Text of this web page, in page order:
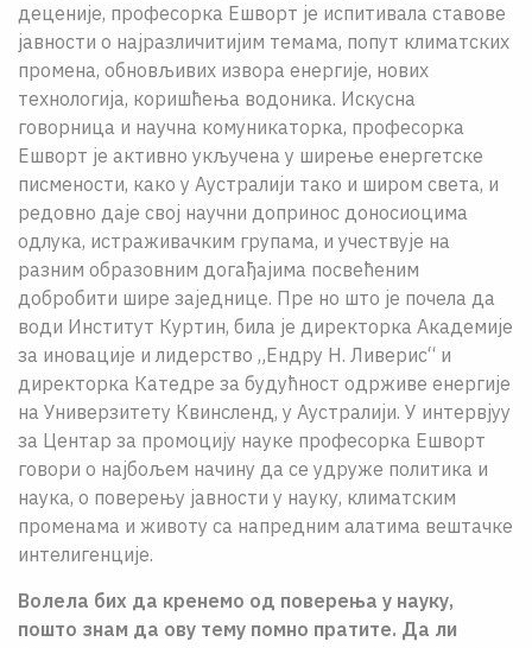
деценије, професорка Ешворт је испитивала ставове
јавности о најразличитијим темама, попут климатских
промена, обновљивих извора енергије, нових
технологија, коришћења водоника. Искусна
говорница и научна комуникаторка, професорка
Ешворт је активно укључена у ширење енергетске
писмености, како у Аустралији тако и широм света, и
редовно даје свој научни допринос доносиоцима
одлука, истраживачким групама, и учествује на
разним образовним догађајима посвећеним
добробити шире заједнице. Пре но што је почела да
води Институт Куртин, била је директорка Академије
за иновације и лидерство „Ендру Н. Ливерис“ и
директорка Катедре за будућност одрживе енергије
на Универзитету Квинсленд, у Аустралији. У интервјуу
за Центар за промоцију науке професорка Ешворт
говори о најбољем начину да се удруже политика и
наука, о поверењу јавности у науку, климатским
променама и животу са напредним алатима вештачке
интелигенције.
Волела бих да кренемо од поверења у науку,
пошто знам да ову тему помно пратите. Да ли